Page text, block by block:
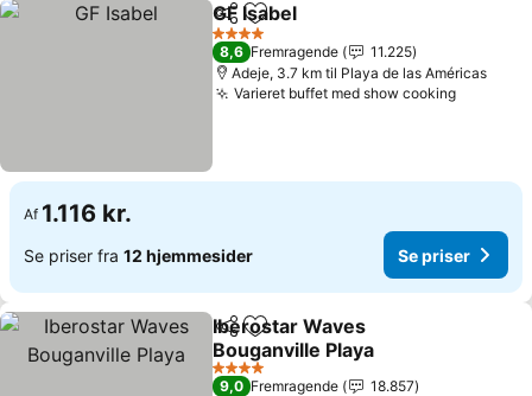
Del Føj til favoritter
GF Isabel
4 Stjerner
8,6 Fremragende
11.225
Adeje, 3.7 km til Playa de las Américas
Varieret buffet med show cookingSe
Af 1.116 kr.
Se priser fra 12 hjemmesider Se priser
Del Føj til favoritter
Iberostar Waves
Bouganville Playa
Se priser
4 Stjerner
9,0 Fremragende
18.857